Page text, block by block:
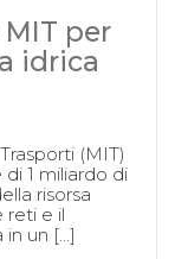
MIT per
idrica
(MIT)
1 miliardo di
risorsa
reti e il
in un […]